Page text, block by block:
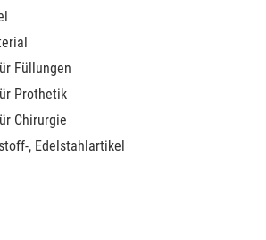
Füllungen
Prothetik
Chirurgie
, Edelstahlartikel